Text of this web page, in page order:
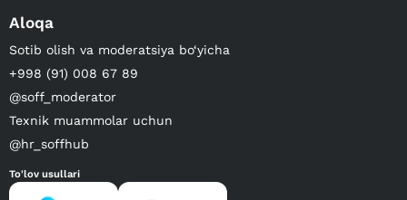
Aloqa
Sotib olish va moderatsiya bo‘yicha
+998 (91) 008 67 89
@soff_moderator
Texnik muammolar uchun
@hr_soffhub
To'lov usullari